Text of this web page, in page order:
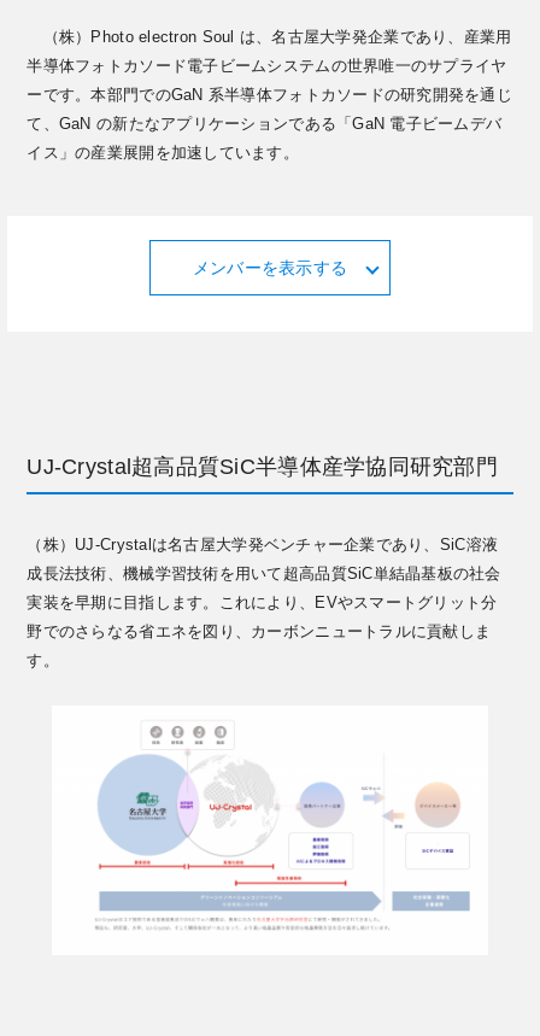
（株）Photo electron Soul は、名古屋大学発企業であり、産業用
半導体フォトカソード電子ビームシステムの世界唯一のサプライヤ
ーです。本部門でのGaN 系半導体フォトカソードの研究開発を通じ
て、GaN の新たなアプリケーションである「GaN 電子ビームデバ
イス」の産業展開を加速しています。
メンバーを表示する
UJ-Crystal超高品質SiC半導体産学協同研究部門
（株）UJ-Crystalは名古屋大学発ベンチャー企業であり、SiC溶液
成長法技術、機械学習技術を用いて超高品質SiC単結晶基板の社会
実装を早期に目指します。これにより、EVやスマートグリット分
野でのさらなる省エネを図り、カーボンニュートラルに貢献しま
す。